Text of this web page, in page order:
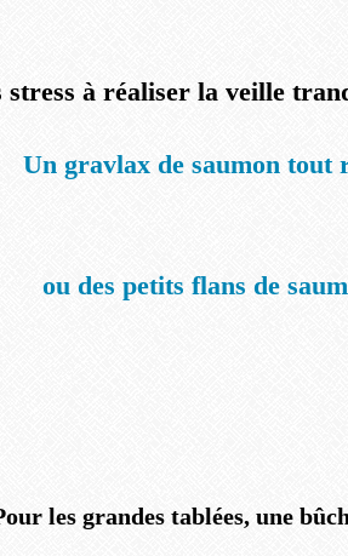
stress à réaliser la veille
Un gravlax de saumon tout
ou des petits flans de
les grandes tablées, une